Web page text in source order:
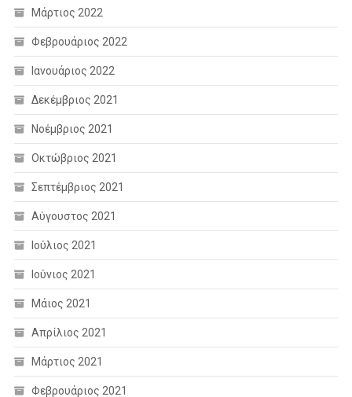
Μάρτιος 2022
Φεβρουάριος 2022
Ιανουάριος 2022
Δεκέμβριος 2021
Νοέμβριος 2021
Οκτώβριος 2021
Σεπτέμβριος 2021
Αύγουστος 2021
Ιούλιος 2021
Ιούνιος 2021
Μάιος 2021
Απρίλιος 2021
Μάρτιος 2021
Φεβρουάριος 2021